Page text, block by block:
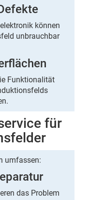
können
unbrauchbar
Funktionalität
für
umfassen:
das Problem